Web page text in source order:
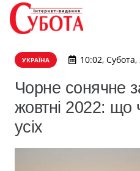
УКРАЇНА 10:02,
Чорне сонячне
жовтні 2022: що
усіх